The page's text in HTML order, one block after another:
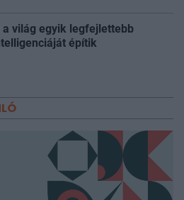
a világ egyik legfejlettebb
építik